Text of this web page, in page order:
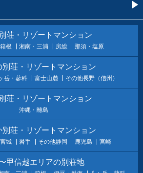
荘・リゾートマンション
箱根 湘南・三浦 房総 那須・塩原
別荘・リゾートマンション
岳・蓼科 富士山麓 その他長野（信州）
荘・リゾートマンション
沖縄・離島
別荘・リゾートマンション
宮城 岩手 その他静岡 鹿児島 宮崎
甲信越エリアの別荘地